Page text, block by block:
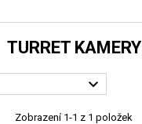
TURRET KAMERY

Zobrazení 1-1 z 1 položek